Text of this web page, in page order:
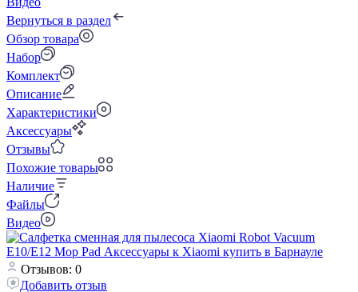
Вернуться в раздел
Обзор товара
Набор
Комплект
Описание
Характеристики
Аксессуары
Отзывы
Похожие товары
Наличие
Файлы
Видео
Отзывов: 0
Добавить отзыв